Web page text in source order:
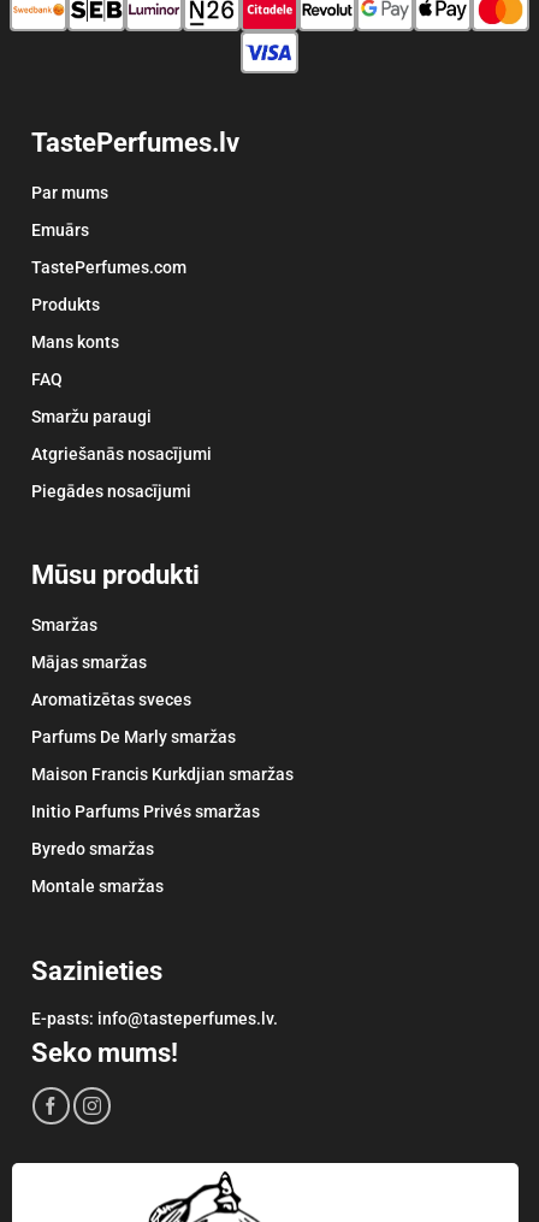
TastePerfumes.lv
Par mums
Emuārs
TastePerfumes.com
Produkts
Mans konts
FAQ
Smaržu paraugi
Atgriešanās nosacījumi
Piegādes nosacījumi
Mūsu produkti
Smaržas
Mājas smaržas
Aromatizētas sveces
Parfums De Marly smaržas
Maison Francis Kurkdjian smaržas
Initio Parfums Privés smaržas
Byredo smaržas
Montale smaržas
Sazinieties
E-pasts: info@tasteperfumes.lv.
Seko mums!